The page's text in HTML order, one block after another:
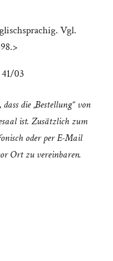
Vgl.
03
die „Bestellung“ von
ist. Zusätzlich zum
oder per E-Mail
Ort zu vereinbaren.